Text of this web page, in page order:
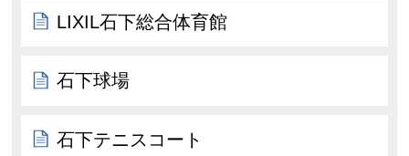
LIXIL石下総合体育館
石下球場
石下テニスコート